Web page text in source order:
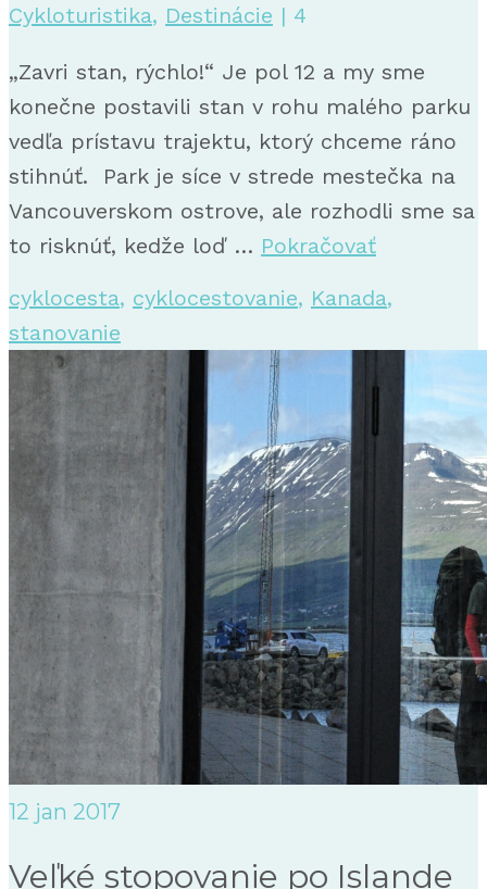
Cykloturistika, Destinácie | 4
„Zavri stan, rýchlo!“ Je pol 12 a my sme
konečne postavili stan v rohu malého parku
vedľa prístavu trajektu, ktorý chceme ráno
stihnúť. Park je síce v strede mestečka na
Vancouverskom ostrove, ale rozhodli sme sa
to risknúť, kedže loď … Pokračovať
cyklocesta, cyklocestovanie, Kanada,
stanovanie
12 jan 2017
Veľké stopovanie po Islande